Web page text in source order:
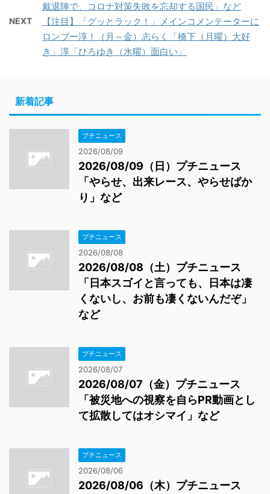
戴退陣で、コロナ対策失敗を忘却する国民」など
NEXT
【注目】「グッとラック！」メインコメンテーターに
ロンブー淳！（月～金）志らく「橋下（月曜）大好
き」淳「ひろゆき（水曜）面白い」
新着記事
プチニュース
2026/08/09
2026/08/09（日）プチニュース
「やらせ、出来レース、やらせばか
り」など
プチニュース
2026/08/08
2026/08/08（土）プチニュース
「日本スゴイと言っても、日本は凄
くないし、お前も凄くないんだぞ」
など
プチニュース
2026/08/07
2026/08/07（金）プチニュース
「被災地への視察を自らPR動画とし
て拡散してはオシマイ」など
プチニュース
2026/08/06
2026/08/06（木）プチニュース